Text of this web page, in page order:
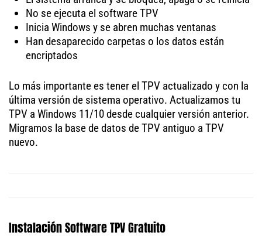
No se ejecuta el software TPV
Inicia Windows y se abren muchas ventanas
Han desaparecido carpetas o los datos están
encriptados
Lo más importante es tener el TPV actualizado y con la
última versión de sistema operativo. Actualizamos tu
TPV a Windows 11/10 desde cualquier versión anterior.
Migramos la base de datos de TPV antiguo a TPV
nuevo.
Instalación Software TPV Gratuito